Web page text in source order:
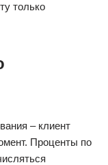
только
– клиент
Проценты по